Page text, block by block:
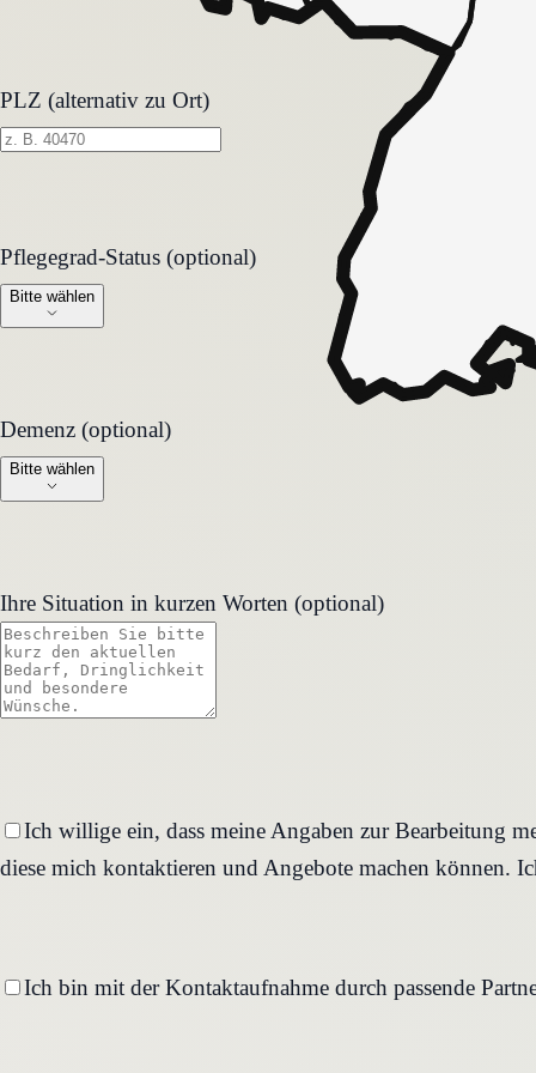
PLZ (alternativ zu Ort)
Pflegegrad-Status (optional)
Pflegegrad-Status (optional)
Bitte wählen
Demenz (optional)
Demenz (optional)
Bitte wählen
Ihre Situation in kurzen Worten (optional)
Ich willige ein, dass meine Angaben zur Bearbeitung
diese mich kontaktieren und Angebote machen können.
Ich bin mit der Kontaktaufnahme durch passende